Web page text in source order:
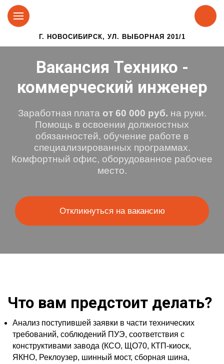
Г. НОВОСИБИРСК, УЛ. ВЫБОРНАЯ 201/1
Вакансия Технико -
коммерческий инженер
Заработная плата от 60 000 руб. на руки.
Помощь в освоении должностных
обязанностей, обучение работе в
специализированных программах.
Комфортный офис, оборудованное рабочее
место.
Откликнуться на вакансию
Что вам предстоит делать?
Анализ поступившей заявки в части технических
требований, соблюдений ПУЭ, соответствия с
конструктивами завода (КСО, ЩО70, КТП-киоск,
ЯКНО, Реклоузер, шинный мост, сборная шина,